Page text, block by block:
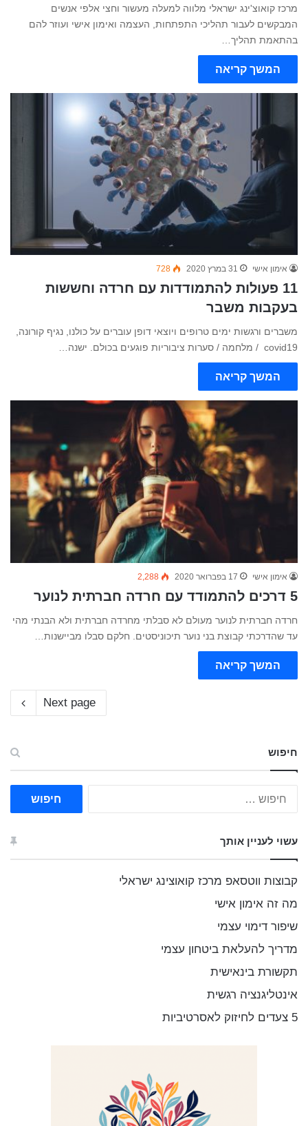
מרכז קואוצ'ינג ישראלי מלווה למעלה מעשור וחצי אלפי אנשים
המבקשים לעבור תהליכי התפתחות, העצמה ואימון אישי ועוזר להם
בהתאמת תהליך…
המשך קריאה
אימון אישי 31 במרץ 2020 728
11 פעולות להתמודדות עם חרדה וחששות
בעקבות משבר
משברים ורגשות ימים טרופים ויוצאי דופן עוברים על כולנו, נגיף קורונה,
covid19 / מלחמה / סערות ציבוריות פוגעים בכולם. ישנה…
המשך קריאה
אימון אישי 17 בפברואר 2020 2,288
5 דרכים להתמודד עם חרדה חברתית לנוער
חרדה חברתית לנוער מעולם לא סבלתי מחרדה חברתית ולא הבנתי מהי
עד שהדרכתי קבוצת בני נוער תיכוניסטים. חלקם סבלו מביישנות…
המשך קריאה
Next page
חיפוש
עשוי לעניין אותך
קבוצות ווטסאפ מרכז קואוצינג ישראלי
מה זה אימון אישי
שיפור דימוי עצמי
מדריך להעלאת ביטחון עצמי
תקשורת בינאישית
אינטליגנציה רגשית
5 צעדים לחיזוק לאסרטיביות